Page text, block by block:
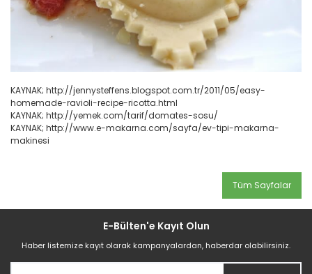
KAYNAK; http://jennysteffens.blogspot.com.tr/2011/05/easy-
homemade-ravioli-recipe-ricotta.html
KAYNAK; http://yemek.com/tarif/domates-sosu/
KAYNAK; http://www.e-makarna.com/sayfa/ev-tipi-makarna-
makinesi
Tüm Sayfalar
E-Bülten'e Kayıt Olun
Haber listemize kayıt olarak kampanyalardan, haberdar olabilirsiniz.